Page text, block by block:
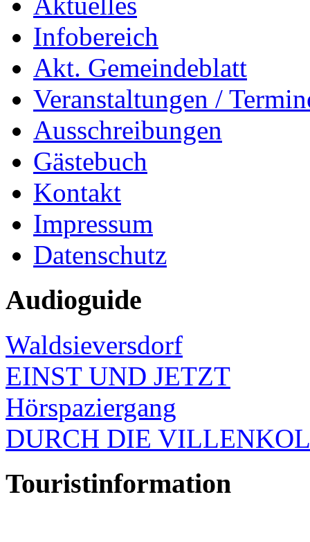
Infobereich
Akt. Gemeindeblatt
Veranstaltungen /
Ausschreibungen
Gästebuch
Kontakt
Impressum
Datenschutz
Audioguide
Waldsieversdorf
EINST UND JETZT
Hörspaziergang
DURCH DIE
Touristinformation